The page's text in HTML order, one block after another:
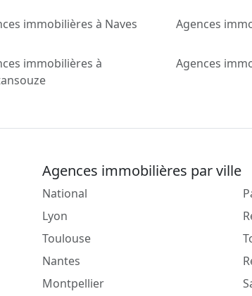
immobilières à Naves Agences
immobilières à
Agences
Agences immobilières par ville
National
Lyon
Toulouse
Nantes
Montpellier